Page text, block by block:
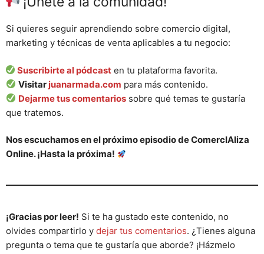
Si quieres seguir aprendiendo sobre comercio digital,
marketing y técnicas de venta aplicables a tu negocio:
Suscribirte al pódcast en tu plataforma favorita.
Visitar juanarmada.com para más contenido.
Dejarme tus comentarios sobre qué temas te gustaría
que tratemos.
Nos escuchamos en el próximo episodio de ComercIAliza
Online. ¡Hasta la próxima!
¡Gracias por leer! Si te ha gustado este contenido, no
olvides compartirlo y dejar tus comentarios. ¿Tienes alguna
pregunta o tema que te gustaría que aborde? ¡Házmelo